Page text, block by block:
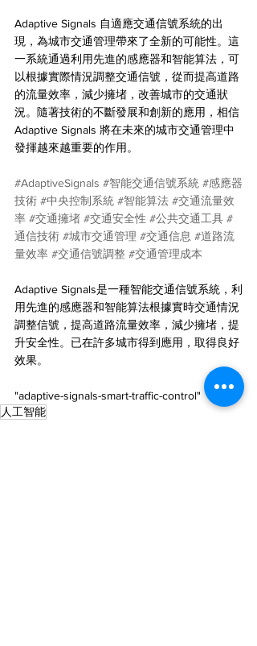
Adaptive Signals 自適應交通信號系統的出
現，為城市交通管理帶來了全新的可能性。這
一系統通過利用先進的感應器和智能算法，可
以根據實際情況調整交通信號，從而提高道路
的流量效率，減少擁堵，改善城市的交通狀
況。隨著技術的不斷發展和創新的應用，相信
Adaptive Signals 將在未來的城市交通管理中
發揮越來越重要的作用。
#AdaptiveSignals #智能交通信號系統 #感應器
技術 #中央控制系統 #智能算法 #交通流量效
率 #交通擁堵 #交通安全性 #公共交通工具 #
通信技術 #城市交通管理 #交通信息 #道路流
量效率 #交通信號調整 #交通管理成本
Adaptive Signals是一種智能交通信號系統，利
用先進的感應器和智能算法根據實時交通情況
調整信號，提高道路流量效率，減少擁堵，提
升安全性。已在許多城市得到應用，取得良好
效果。
"adaptive-signals-smart-traffic-control"
人工智能